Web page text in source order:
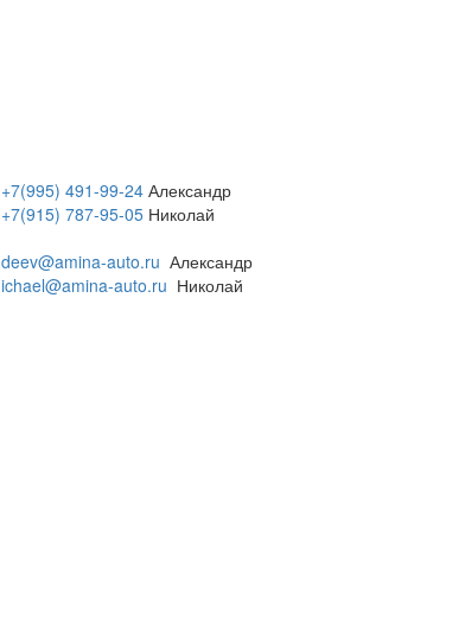
+7(995) 491-99-24Александр
+7(915) 787-95-05Николай
auto.ru Александр
auto.ru Николай